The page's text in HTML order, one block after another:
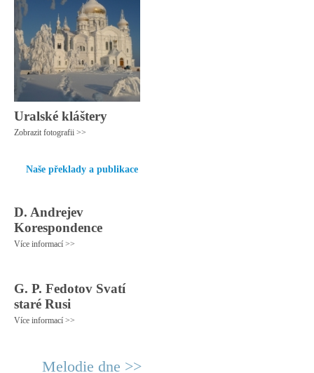
Uralské kláštery
Zobrazit fotografii >>
Naše překlady a publikace
D. Andrejev
Korespondence
Více informací >>
G. P. Fedotov Svatí
staré Rusi
Více informací >>
Melodie dne >>